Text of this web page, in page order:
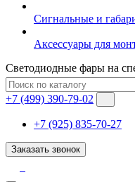
Сигнальные и
Аксессуары для
Светодиодные фары на
+7 (499) 390-79-02
+7 (925) 835-70-27
Заказать звонок